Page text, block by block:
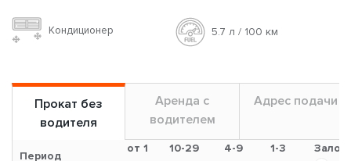
Кондиционер 5.7 л / 100 км
Прокат без
водителя
Аренда с
водителем
Адрес подачи
Период
от 1
10-29
4-9
1-3
Залог